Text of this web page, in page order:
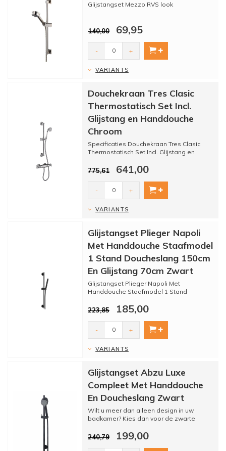
Glijstangset Mezzo RVS look
glijstangset die ontzettend goed...
140,00 69,95
- +
VARIANTS
Douchekraan Tres Clasic
Thermostatisch Set Incl.
Glijstang en Handdouche
Chroom
Specificaties Douchekraan Tres Clasic
Thermostatisch Set Incl. Glijstang en
-Merk...
775,61 641,00
- +
VARIANTS
Glijstangset Plieger Napoli
Met Handdouche Staafmodel
1 Stand Doucheslang 150cm
En Glijstang 70cm Zwart
Glijstangset Plieger Napoli Met
Handdouche Staafmodel 1 Stand
Zw...
223,85 185,00
- +
VARIANTS
Glijstangset Abzu Luxe
Compleet Met Handdouche
En Doucheslang Zwart
Wilt u meer dan alleen design in uw
badkamer? Kies dan voor de zwarte
240,79 199,00